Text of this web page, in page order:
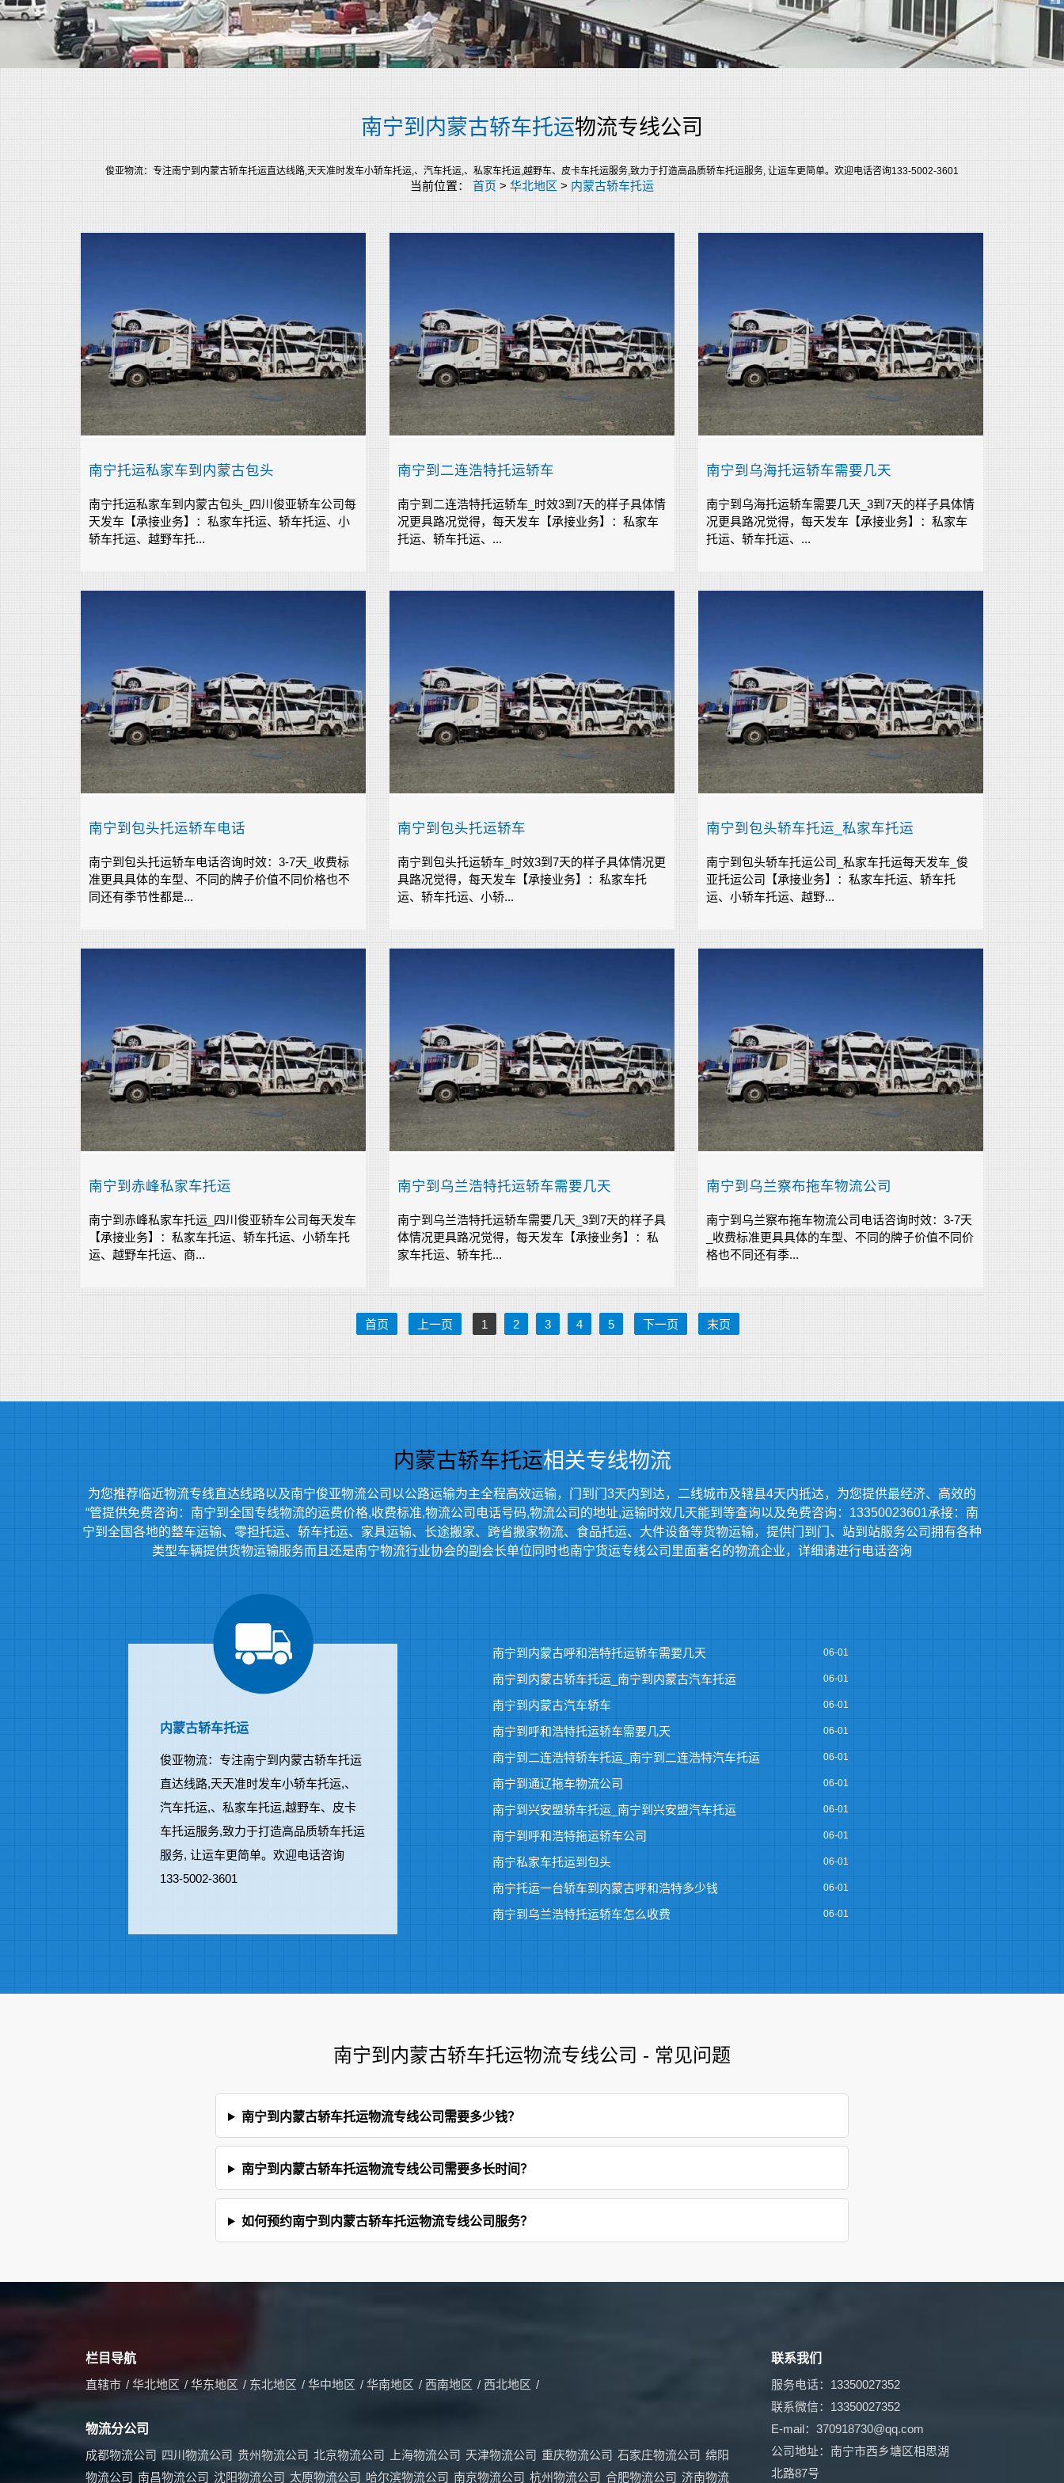
南宁到内蒙古轿车托运物流专线公司
俊亚物流：专注南宁到内蒙古轿车托运直达线路,天天准时发车小轿车托运,、汽车托运,、私家车托运,越野车、皮卡车托运服务,致力于打造高品质轿车托运服务, 让运车更简单。欢迎电话咨询133-5002-3601
当前位置： 首页 > 华北地区 > 内蒙古轿车托运
南宁托运私家车到内蒙古包头
南宁托运私家车到内蒙古包头_四川俊亚轿车公司每
天发车【承接业务】：私家车托运、轿车托运、小
轿车托运、越野车托...
南宁到二连浩特托运轿车
南宁到二连浩特托运轿车_时效3到7天的样子具体情
况更具路况觉得，每天发车【承接业务】：私家车
托运、轿车托运、...
南宁到乌海托运轿车需要几天
南宁到乌海托运轿车需要几天_3到7天的样子具体情
况更具路况觉得，每天发车【承接业务】：私家车
托运、轿车托运、...
南宁到包头托运轿车电话
南宁到包头托运轿车电话咨询时效：3-7天_收费标
准更具具体的车型、不同的牌子价值不同价格也不
同还有季节性都是...
南宁到包头托运轿车
南宁到包头托运轿车_时效3到7天的样子具体情况更
具路况觉得，每天发车【承接业务】：私家车托
运、轿车托运、小轿...
南宁到包头轿车托运_私家车托运
南宁到包头轿车托运公司_私家车托运每天发车_俊
亚托运公司【承接业务】：私家车托运、轿车托
运、小轿车托运、越野...
南宁到赤峰私家车托运
南宁到赤峰私家车托运_四川俊亚轿车公司每天发车
【承接业务】：私家车托运、轿车托运、小轿车托
运、越野车托运、商...
南宁到乌兰浩特托运轿车需要几天
南宁到乌兰浩特托运轿车需要几天_3到7天的样子具
体情况更具路况觉得，每天发车【承接业务】：私
家车托运、轿车托...
南宁到乌兰察布拖车物流公司
南宁到乌兰察布拖车物流公司电话咨询时效：3-7天
_收费标准更具具体的车型、不同的牌子价值不同价
格也不同还有季...
首页 上一页 1 2 3 4 5 下一页 末页
内蒙古轿车托运相关专线物流
为您推荐临近物流专线直达线路以及南宁俊亚物流公司以公路运输为主全程高效运输，门到门3天内到达，二线城市及辖县4天内抵达，为您提供最经济、高效的
“管提供免费咨询：南宁到全国专线物流的运费价格,收费标准,物流公司电话号码,物流公司的地址,运输时效几天能到等查询以及免费咨询：13350023601承接：南
宁到全国各地的整车运输、零担托运、轿车托运、家具运输、长途搬家、跨省搬家物流、食品托运、大件设备等货物运输，提供门到门、站到站服务公司拥有各种
类型车辆提供货物运输服务而且还是南宁物流行业协会的副会长单位同时也南宁货运专线公司里面著名的物流企业，详细请进行电话咨询
内蒙古轿车托运
俊亚物流：专注南宁到内蒙古轿车托运
直达线路,天天准时发车小轿车托运,、
汽车托运,、私家车托运,越野车、皮卡
车托运服务,致力于打造高品质轿车托运
服务, 让运车更简单。欢迎电话咨询
133-5002-3601
南宁到内蒙古呼和浩特托运轿车需要几天 06-01
南宁到内蒙古轿车托运_南宁到内蒙古汽车托运 06-01
南宁到内蒙古汽车轿车 06-01
南宁到呼和浩特托运轿车需要几天 06-01
南宁到二连浩特轿车托运_南宁到二连浩特汽车托运 06-01
南宁到通辽拖车物流公司 06-01
南宁到兴安盟轿车托运_南宁到兴安盟汽车托运 06-01
南宁到呼和浩特拖运轿车公司 06-01
南宁私家车托运到包头 06-01
南宁托运一台轿车到内蒙古呼和浩特多少钱 06-01
南宁到乌兰浩特托运轿车怎么收费 06-01
南宁到内蒙古轿车托运物流专线公司 - 常见问题
南宁到内蒙古轿车托运物流专线公司需要多少钱？
南宁到内蒙古轿车托运物流专线公司需要多长时间？
如何预约南宁到内蒙古轿车托运物流专线公司服务？
栏目导航
直辖市 / 华北地区 / 华东地区 / 东北地区 / 华中地区 / 华南地区 / 西南地区 / 西北地区 /
物流分公司
成都物流公司 四川物流公司 贵州物流公司 北京物流公司 上海物流公司 天津物流公司 重庆物流公司 石家庄物流公司 绵阳
物流公司 南昌物流公司 沈阳物流公司 太原物流公司 哈尔滨物流公司 南京物流公司 杭州物流公司 合肥物流公司 济南物流
联系我们
服务电话：13350027352
联系微信：13350027352
E-mail：370918730@qq.com
公司地址：南宁市西乡塘区相思湖
北路87号